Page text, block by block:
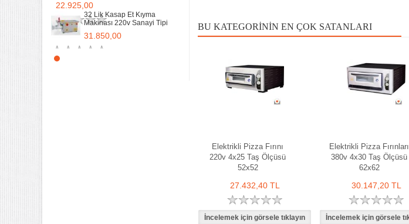
22.925,00
32 Lik Kasap Et Kıyma
Makinası 220v Sanayi Tipi
31.850,00
BU KATEGORININ EN ÇOK SATANLARI
Elektrikli Pizza Fırını
220v 4x25 Taş Ölçüsü
52x52
27.432,40 TL
Elektrikli Pizza Fırınları
380v 4x30 Taş Ölçüsü
62x62
30.147,20 TL